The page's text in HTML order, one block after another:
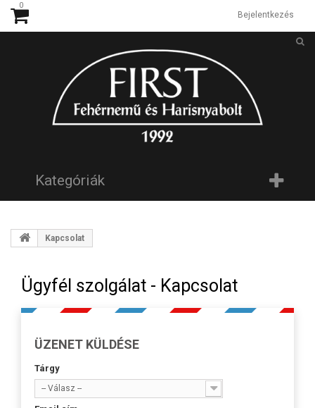
Bejelentkezés
0
Kategóriák
Kapcsolat
Ügyfél szolgálat - Kapcsolat
ÜZENET KÜLDÉSE
Tárgy
-- Válasz --